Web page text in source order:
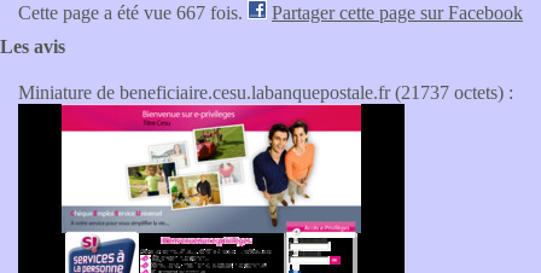
Cette page a été vue 667 fois.
Partager cette page sur Facebook
Les avis
Miniature de beneficiaire.cesu.labanquepostale.fr (21737 octets) :